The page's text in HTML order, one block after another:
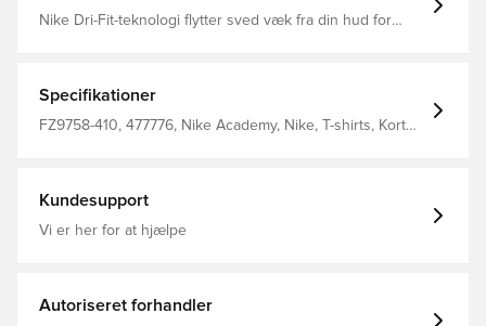
Nike Dri-Fit-teknologi flytter sved væk fra din hud for
Specifikationer
FZ9758-410, 477776, Nike Academy, Nike, T-shirts, Kort
Kundesupport
Vi er her for at hjælpe
Autoriseret forhandler